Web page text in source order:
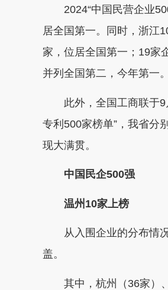
2024“中国民营企业500
居全国第一。同时，浙江
家，位居全国第一； 19家
并列全国第二，今年第一。
此外，全国工商联于
专利500家榜单” ，我省分
现大满贯。
中国民企500强
温州10家上榜
从入围企业的分布情
盖。
其中，杭州（36家）